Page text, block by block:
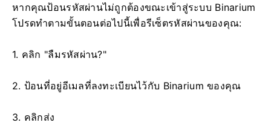
หากคุณป้อนรหัสผ่านไม่ถูกต้องขณะเข้าสู่ระบบ Binarium
โปรดทำตามขั้นตอนต่อไปนี้เพื่อรีเซ็ตรหัสผ่านของคุณ:
1. คลิก "ลืมรหัสผ่าน?"
2. ป้อนที่อยู่อีเมลที่ลงทะเบียนไว้กับ Binarium ของคุณ
3. คลิกส่ง